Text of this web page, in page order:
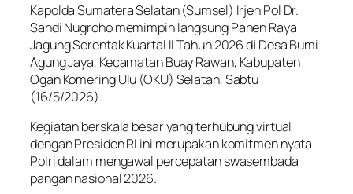
Kapolda Sumatera Selatan (Sumsel) Irjen Pol Dr.
Sandi Nugroho memimpin langsung Panen Raya
Jagung Serentak Kuartal II Tahun 2026 di Desa Bumi
Agung Jaya, Kecamatan Buay Rawan, Kabupaten
Ogan Komering Ulu (OKU) Selatan, Sabtu
(16/5/2026).
Kegiatan berskala besar yang terhubung virtual
dengan Presiden RI ini merupakan komitmen nyata
Polri dalam mengawal percepatan swasembada
pangan nasional 2026.